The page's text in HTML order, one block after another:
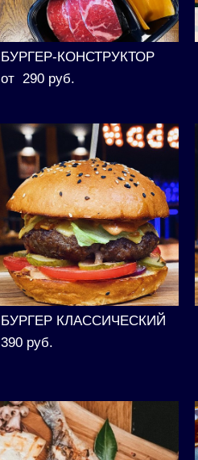
БУРГЕР-КОНСТРУКТОР
от 290 pуб.
БУРГЕР КЛАССИЧЕСКИЙ
390 pуб.